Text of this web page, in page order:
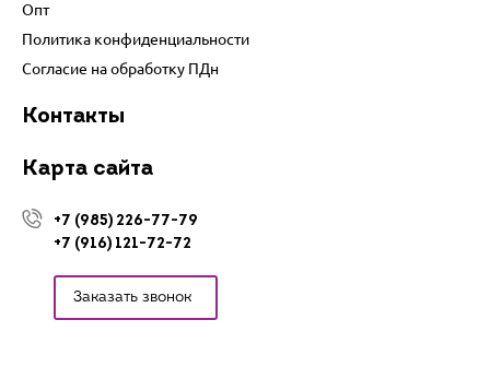
Опт
Политика конфиденциальности
Согласие на обработку ПДн
Контакты
Карта сайта
+7 (985) 226-77-79
+7 (916) 121-72-72
Заказать звонок